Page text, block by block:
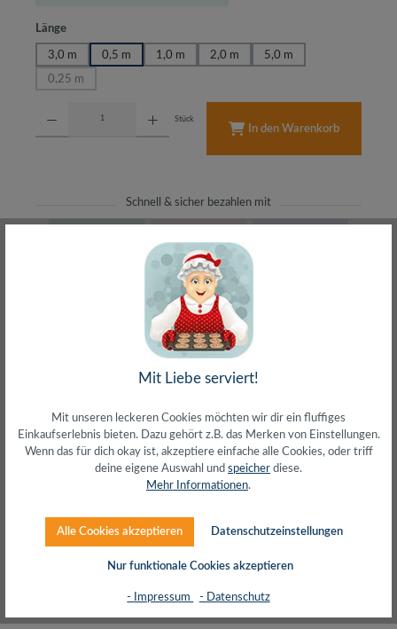
Längeauswählen
3,0 m 0,5 m 1,0 m 2,0 m 5,0 m
0,25 m
Stück
In den Warenkorb
Schnell & sicher bezahlen mit
meist direkt aus Waiblingen
30 Tage Rückgaberecht
ohne Risiko bestellen
– Frag den Profi!
Beschreibung
Das Patchkabel Cat 8.1 ermöglicht eine ultraschnelle
Mit Liebe serviert!
Mit unseren leckeren Cookies möchten wir dir ein fluffiges
Einkaufserlebnis bieten. Dazu gehört z.B. das Merken von Einstellungen.
Wenn das für dich okay ist, akzeptiere einfache alle Cookies, oder triff
deine eigene Auswahl und speicher diese.
Mehr Informationen.
Alle Cookies akzeptieren Datenschutzeinstellungen
Nur funktionale Cookies akzeptieren
- Impressum - Datenschutz